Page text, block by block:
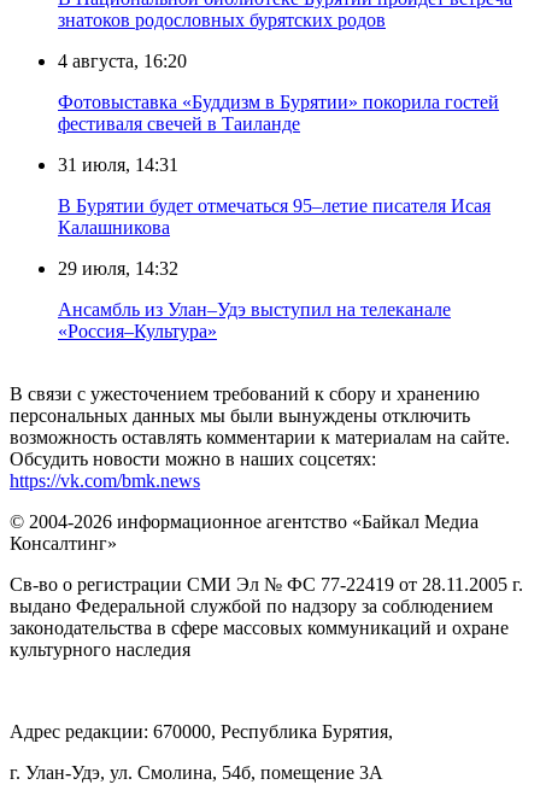
знатоков родословных бурятских родов
4 августа, 16:20
Фотовыставка «Буддизм в Бурятии» покорила гостей
фестиваля свечей в Таиланде
31 июля, 14:31
В Бурятии будет отмечаться 95–летие писателя Исая
Калашникова
29 июля, 14:32
Ансамбль из Улан–Удэ выступил на телеканале
«Россия–Культура»
В связи с ужесточением требований к сбору и хранению
персональных данных мы были вынуждены отключить
возможность оставлять комментарии к материалам на сайте.
Обсудить новости можно в наших соцсетях:
https://vk.com/bmk.news
© 2004-2026 информационное агентство «Байкал Медиа
Консалтинг»
Св-во о регистрации СМИ Эл № ФС 77-22419 от 28.11.2005 г.
выдано Федеральной службой по надзору за соблюдением
законодательства в сфере массовых коммуникаций и охране
культурного наследия
Адрес редакции: 670000, Республика Бурятия,
г. Улан-Удэ, ул. Смолина, 54б, помещение 3А